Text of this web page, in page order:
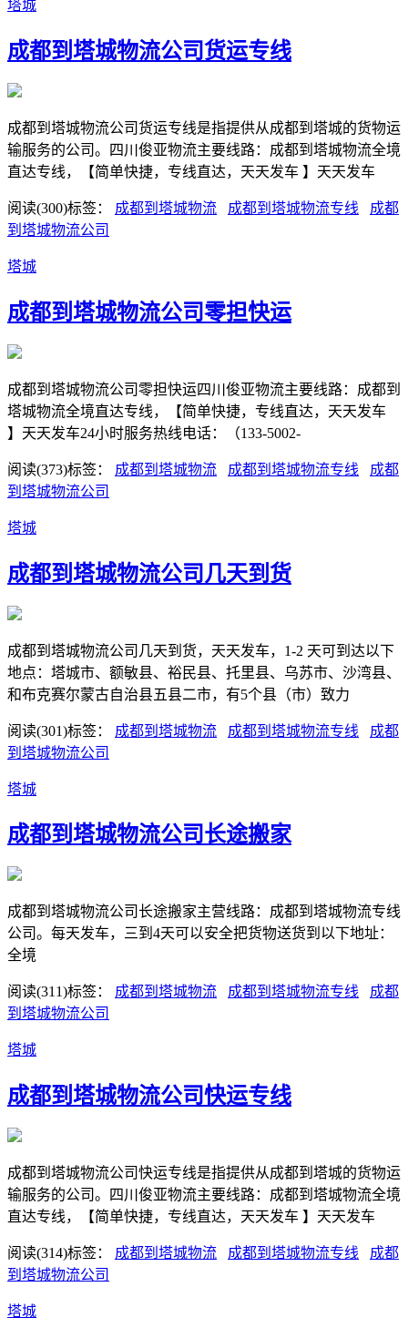
塔城
​成都到塔城物流公司货运专线
成都到塔城物流公司货运专线是指提供从成都到塔城的货物运
输服务的公司。四川俊亚物流主要线路：成都到塔城物流全境
直达专线，【简单快捷，专线直达，天天发车 】天天发车
阅读(300)标签： ​成都到塔城物流 ​成都到塔城物流专线
​成都
到塔城物流公司
塔城
​成都到塔城物流公司零担快运
成都到塔城物流公司零担快运四川俊亚物流主要线路：成都到
塔城物流全境直达专线，【简单快捷，专线直达，天天发车
】天天发车24小时服务热线电话：（133-5002-
阅读(373)标签： ​成都到塔城物流 ​成都到塔城物流专线
​成都
到塔城物流公司
塔城
成都到塔城物流公司几天到货
成都到塔城物流公司几天到货，天天发车，1-2 天可到达以下
地点：塔城市、额敏县、裕民县、托里县、乌苏市、沙湾县、
和布克赛尔蒙古自治县五县二市，有5个县（市）致力
阅读(301)标签： ​成都到塔城物流 ​成都到塔城物流专线
​成都
到塔城物流公司
塔城
​成都到塔城物流公司长途搬家
成都到塔城物流公司长途搬家主营线路：成都到塔城物流专线
公司。每天发车，三到4天可以安全把货物送货到以下地址：
全境
阅读(311)标签： ​成都到塔城物流 ​成都到塔城物流专线
​成都
到塔城物流公司
塔城
成都到塔城物流公司快运专线
成都到塔城物流公司快运专线是指提供从成都到塔城的货物运
输服务的公司。四川俊亚物流主要线路：成都到塔城物流全境
直达专线，【简单快捷，专线直达，天天发车 】天天发车
阅读(314)标签： ​成都到塔城物流 ​成都到塔城物流专线
​成都
到塔城物流公司
塔城